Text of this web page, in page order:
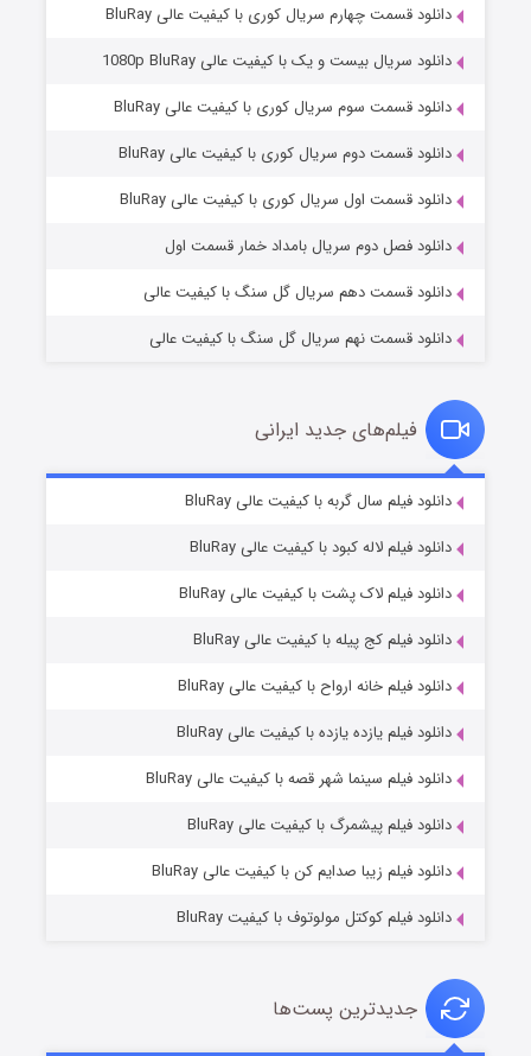
مردگان متحرک: شهر مرده ۳
قسمت2 (زیرنویس) منتشر شد
قسمت7 (زیرنویس) منتشر شد
دانلود قسمت چهارم سریال کوری با کیفیت عالی BluRay
دانلود سریال بیست و یک با کیفیت عالی 1080p BluRay
دانلود قسمت سوم سریال کوری با کیفیت عالی BluRay
دانلود قسمت دوم سریال کوری با کیفیت عالی BluRay
دانلود قسمت اول سریال کوری با کیفیت عالی BluRay
دانلود فصل دوم سریال بامداد خمار قسمت اول
دانلود قسمت دهم سریال گل سنگ با کیفیت عالی
دانلود قسمت نهم سریال گل سنگ با کیفیت عالی
فیلم‌های جدید ایرانی
دانلود فیلم سال گربه با کیفیت عالی BluRay
دانلود فیلم لاله کبود با کیفیت عالی BluRay
دانلود فیلم لاک پشت با کیفیت عالی BluRay
دانلود فیلم کج‌ پیله با کیفیت عالی BluRay
دانلود فیلم خانه ارواح با کیفیت عالی BluRay
دانلود فیلم یازده یازده با کیفیت عالی BluRay
دانلود فیلم سینما شهر قصه با کیفیت عالی BluRay
دانلود فیلم پیشمرگ با کیفیت عالی BluRay
دانلود فیلم زیبا صدایم کن با کیفیت عالی BluRay
دانلود فیلم کوکتل مولوتوف با کیفیت BluRay
جدیدترین پست‌ها